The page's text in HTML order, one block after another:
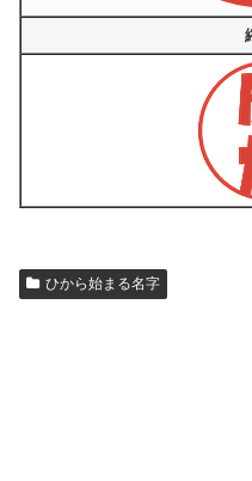
ひから始まる名字